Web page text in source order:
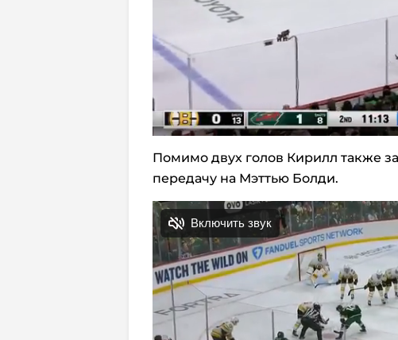
Помимо двух голов Кирилл также
передачу на Мэттью Болди.